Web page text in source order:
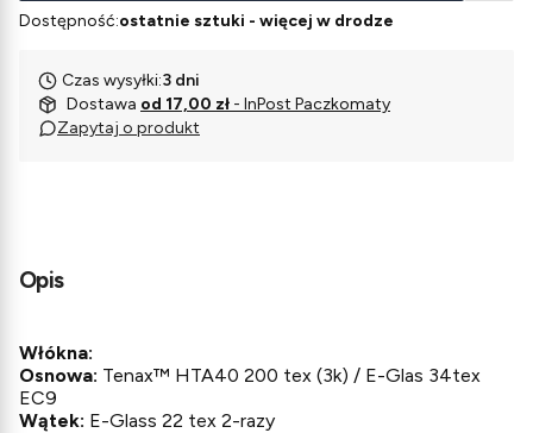
Dostępność:ostatnie sztuki - więcej w drodze
Czas wysyłki:3 dni
Dostawa od 17,00 zł - InPost Paczkomaty
Zapytaj o produkt
Opis
Włókna:
Osnowa: Tenax™ HTA40 200 tex (3k) / E-Glas 34tex
EC9
Wątek: E-Glass 22 tex 2-razy